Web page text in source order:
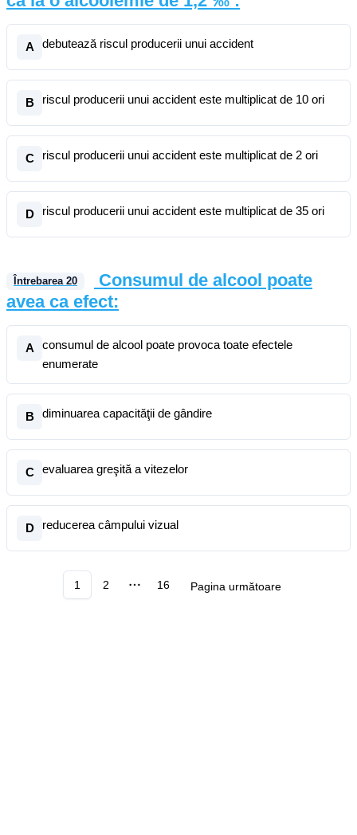
A debutează riscul producerii unui accident
B riscul producerii unui accident este multiplicat de 10 ori
C riscul producerii unui accident este multiplicat de 2 ori
D riscul producerii unui accident este multiplicat de 35 ori
Întrebarea 20
Consumul de alcool poate
avea ca efect:
A
consumul de alcool poate provoca toate efectele
enumerate
B diminuarea capacităţii de gândire
C evaluarea greşită a vitezelor
D reducerea câmpului vizual
1 2
More pages
16 Pagina următoare